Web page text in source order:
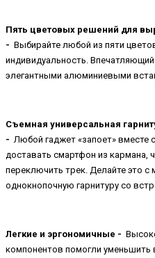
Пять цветовых решений для
- Выбирайте любой из пяти
индивидуальность.
элегантными алюминиевыми
Съемная универсальная
- Любой гаджет «запоет» вместе
доставать смартфон из кармана,
переключить трек. Делайте это
однокнопочную гарнитуру со
Легкие и эргономичные -
компонентов помогли уменьшить